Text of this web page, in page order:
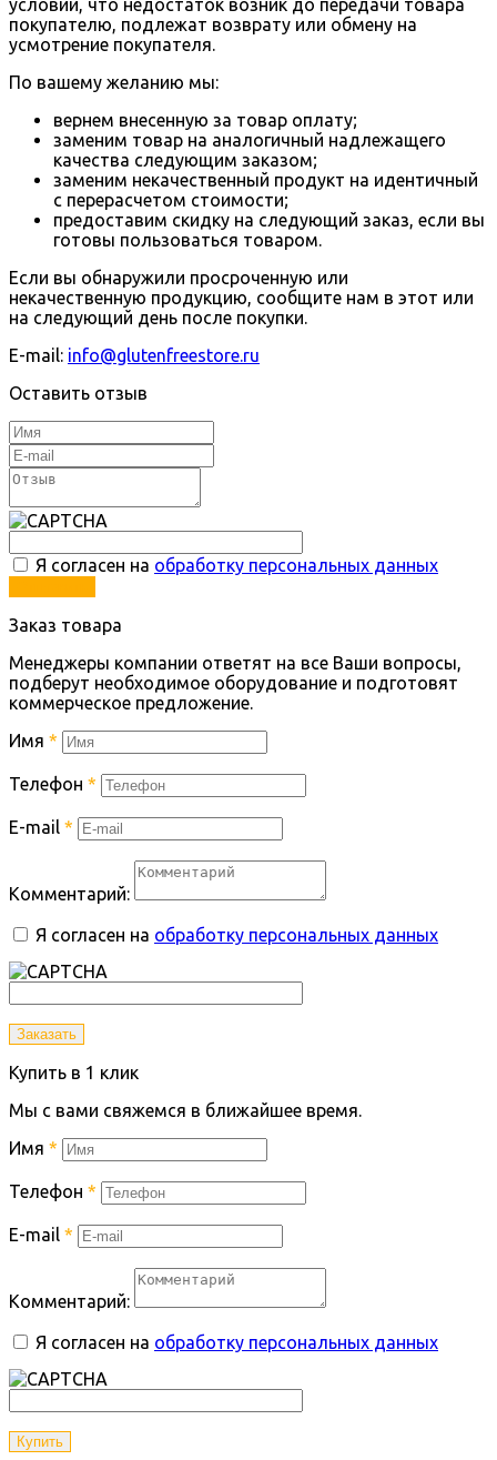
условии, что недостаток возник до передачи товара
покупателю, подлежат возврату или обмену на
усмотрение покупателя.
По вашему желанию мы:
вернем внесенную за товар оплату;
заменим товар на аналогичный надлежащего
качества следующим заказом;
заменим некачественный продукт на идентичный
с перерасчетом стоимости;
предоставим скидку на следующий заказ, если вы
готовы пользоваться товаром.
Если вы обнаружили просроченную или
некачественную продукцию, сообщите нам в этот или
на следующий день после покупки.
E-mail: info@glutenfreestore.ru
Оставить отзыв
Я согласен на обработку персональных данных
Заказ товара
Менеджеры компании ответят на все Ваши вопросы,
подберут необходимое оборудование и подготовят
коммерческое предложение.
Имя *
Телефон *
E-mail *
Комментарий:
Я согласен на обработку персональных данных
Заказать
Купить в 1 клик
Мы с вами свяжемся в ближайшее время.
Имя *
Телефон *
E-mail *
Комментарий:
Я согласен на обработку персональных данных
Купить